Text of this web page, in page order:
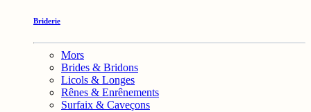
Briderie
Mors
Brides & Bridons
Licols & Longes
Rênes & Enrênements
Surfaix & Caveçons